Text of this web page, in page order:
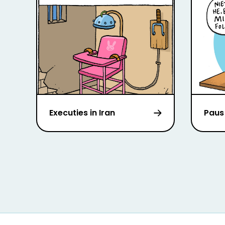
Executies in Iran